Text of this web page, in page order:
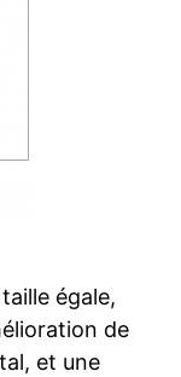
égale,
de
et une